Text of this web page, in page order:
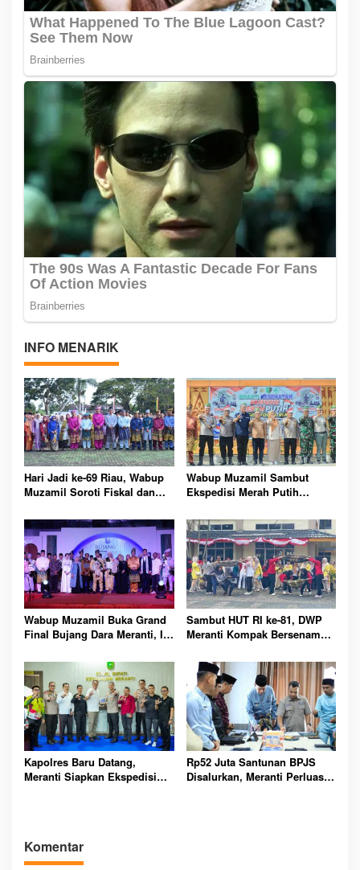
INFO MENARIK
Hari Jadi ke-69 Riau, Wabup
Muzamil Soroti Fiskal dan
Pembangunan untuk
Masyarakat
Wabup Muzamil Sambut
Ekspedisi Merah Putih
Ditanam di Tanah Merah
Wabup Muzamil Buka Grand
Final Bujang Dara Meranti, Ini
Pentingnya
Sambut HUT RI ke-81, DWP
Meranti Kompak Bersenam
Kapolres Baru Datang,
Meranti Siapkan Ekspedisi
Rp52 Juta Santunan BPJS
Disalurkan, Meranti Perluas
Komentar